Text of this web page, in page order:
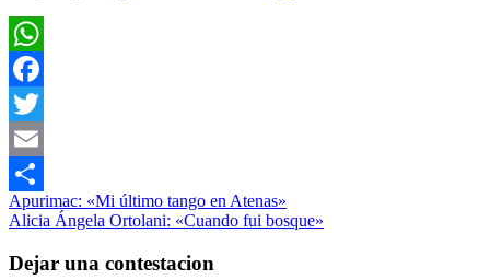
WhatsApp
Facebook
Twitter
Email
Compartir
Literatura
Poesía
Navegación
de
entradas
Entrada
anterior:
Apurimac: «Mi último tango en Atenas»
Siguiente
Alicia Ángela Ortolani: «Cuando fui bosque»
Dejar una contestacion